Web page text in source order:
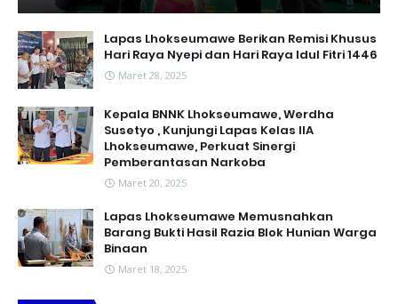
Lapas Lhokseumawe Berikan Remisi Khusus
Hari Raya Nyepi dan Hari Raya Idul Fitri 1446
Maret 28, 2025
Kepala BNNK Lhokseumawe, Werdha
Susetyo , Kunjungi Lapas Kelas IIA
Lhokseumawe, Perkuat Sinergi
Pemberantasan Narkoba
Maret 20, 2025
Lapas Lhokseumawe Memusnahkan
Barang Bukti Hasil Razia Blok Hunian Warga
Binaan
Maret 18, 2025